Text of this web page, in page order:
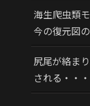
海生爬虫類
今の復元図
尻尾が絡ま
される・・・